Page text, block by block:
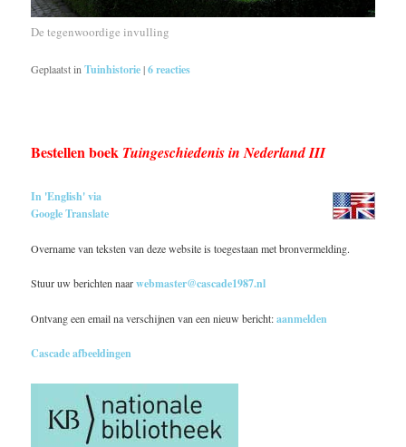
De tegenwoordige invulling
Geplaatst in Tuinhistorie|6reacties
Bestellen boek Tuingeschiedenis in Nederland III
In 'English' via
Google Translate
Overname van teksten van deze website is toegestaan met bronvermelding.
Stuur uw berichten naarwebmaster@cascade1987.nl
Ontvang een email na verschijnen van een nieuw bericht:aanmelden
Cascade afbeeldingen